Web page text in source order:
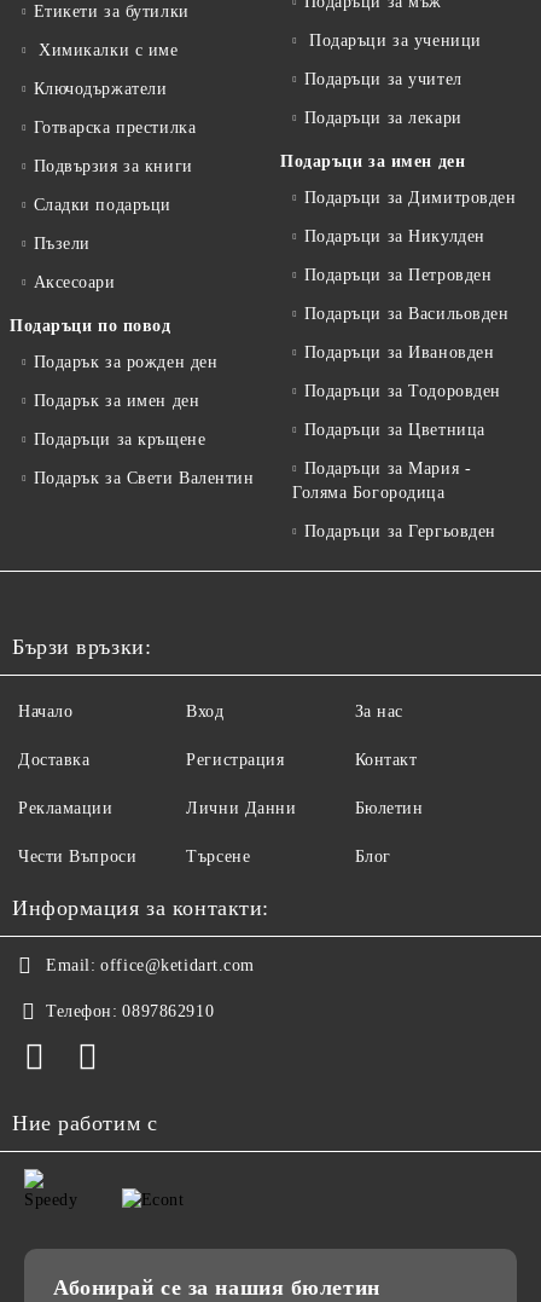
Етикети за бутилки
Химикалки с име
Ключодържатели
Готварска престилка
Подвързия за книги
Сладки подаръци
Пъзели
Аксесоари
Подаръци по повод
Подарък за рожден ден
Подарък за имен ден
Подаръци за кръщене
Подарък за Свети Валентин
Подаръци за ученици
Подаръци за учител
Подаръци за лекари
Подаръци за имен ден
Подаръци за Димитровден
Подаръци за Никулден
Подаръци за Петровден
Подаръци за Васильовден
Подаръци за Ивановден
Подаръци за Тодоровден
Подаръци за Цветница
Подаръци за Мария -
Голяма Богородица
Подаръци за Гергьовден
Бързи връзки:
Начало
Доставка
Рекламации
Чести Въпроси
Вход
Регистрация
Лични Данни
Търсене
За нас
Контакт
Бюлетин
Блог
Информация за контакти:
Email: office@ketidart.com
Телефон: 0897862910
Ние работим с
Абонирай се за нашия бюлетин